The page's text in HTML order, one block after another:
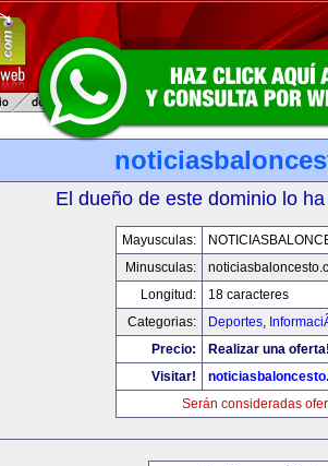
El dueño de este dominio lo
Mayusculas:
Minusculas:
Longitud:
18 caracteres
Categorias:
Deportes,
Precio:
Realizar una
Visitar!
Serán consideradas